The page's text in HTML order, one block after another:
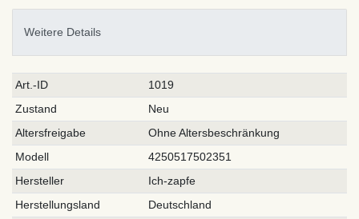
Weitere Details
Technisches
Merkmal
Wert
Art.-ID
1019
Zustand
Neu
Altersfreigabe
Ohne Altersbeschränkung
Modell
4250517502351
Hersteller
Ich-zapfe
Herstellungsland
Deutschland